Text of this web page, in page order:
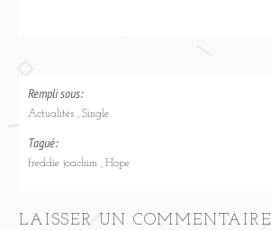
Rempli sous:
Actualités Single
Tagué:
freddie joachim Hope
LAISSER UN COMMENTAIRE